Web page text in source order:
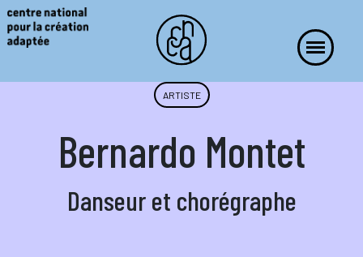
ARTISTE
Bernardo Montet
Danseur et chorégraphe